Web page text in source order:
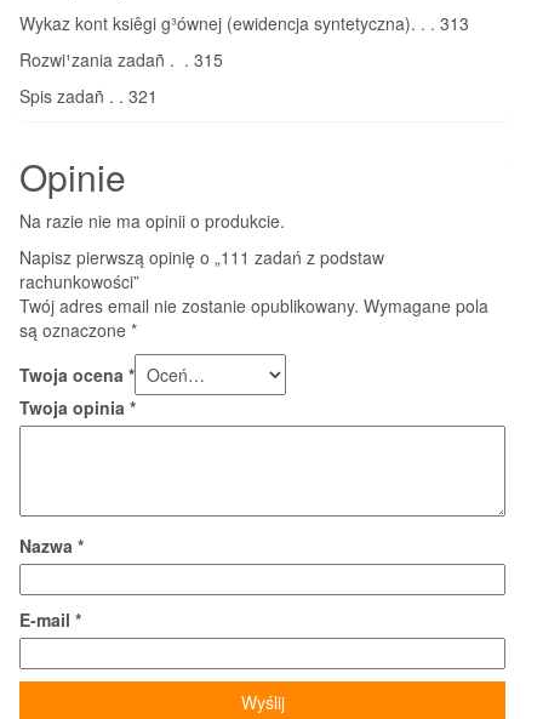
Wykaz kont ksiêgi g³ównej (ewidencja syntetyczna). . . 313
Rozwi¹zania zadañ . . 315
Spis zadañ . . 321
Opinie
Na razie nie ma opinii o produkcie.
Napisz pierwszą opinię o „111 zadań z podstaw
rachunkowości”
Twój adres email nie zostanie opublikowany. Wymagane pola
są oznaczone *
Twoja ocena *
Twoja opinia *
Nazwa *
E-mail *